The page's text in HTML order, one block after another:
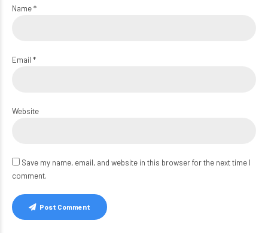
Name *
Email *
Website
Save my name, email, and website in this browser for the next time I
comment.
Post Comment